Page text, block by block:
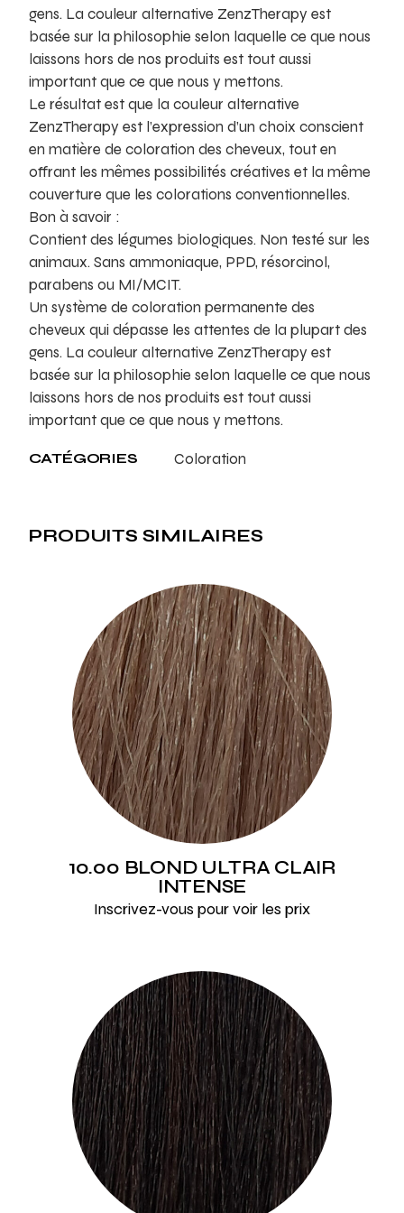
gens. La couleur alternative ZenzTherapy est
basée sur la philosophie selon laquelle ce que nous
laissons hors de nos produits est tout aussi
important que ce que nous y mettons.
Le résultat est que la couleur alternative
ZenzTherapy est l’expression d’un choix conscient
en matière de coloration des cheveux, tout en
offrant les mêmes possibilités créatives et la même
couverture que les colorations conventionnelles.
Bon à savoir :
Contient des légumes biologiques. Non testé sur les
animaux. Sans ammoniaque, PPD, résorcinol,
parabens ou MI/MCIT.
Un système de coloration permanente des
cheveux qui dépasse les attentes de la plupart des
gens. La couleur alternative ZenzTherapy est
basée sur la philosophie selon laquelle ce que nous
laissons hors de nos produits est tout aussi
important que ce que nous y mettons.
CATÉGORIES Coloration
PRODUITS SIMILAIRES
10.00 BLOND ULTRA CLAIR
INTENSE
Inscrivez-vous pour voir les prix